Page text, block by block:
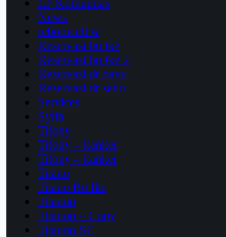
LP Komunitas
News
reborncell w
Reservasi bu ike
Reservasi bu ike 2
Reservasi dr bayu
Reservasi dr setio
Services
Syifa
Tifony
Tifony – kanker
Tifony – kanker
Titano
Titano Bu Ike
Titanoo
Titanoo – Copy
Titanoo SF